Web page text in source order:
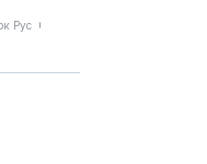
Рус